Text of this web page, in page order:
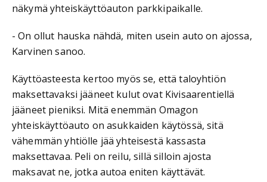
näkymä yhteiskäyttöauton parkkipaikalle.
- On ollut hauska nähdä, miten usein auto on ajossa,
Karvinen sanoo.
Käyttöasteesta kertoo myös se, että taloyhtiön
maksettavaksi jääneet kulut ovat Kivisaarentiellä
jääneet pieniksi. Mitä enemmän Omagon
yhteiskäyttöauto on asukkaiden käytössä, sitä
vähemmän yhtiölle jää yhteisestä kassasta
maksettavaa. Peli on reilu, sillä silloin ajosta
maksavat ne, jotka autoa eniten käyttävät.